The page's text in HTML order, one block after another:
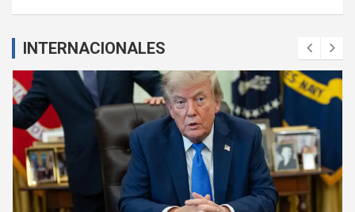
INTERNACIONALES